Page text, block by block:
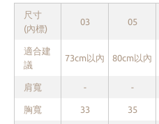
尺寸
(內標)
03 05
適合建
議
73cm以內 80cm以內
肩寬 - -
胸寬 33 35